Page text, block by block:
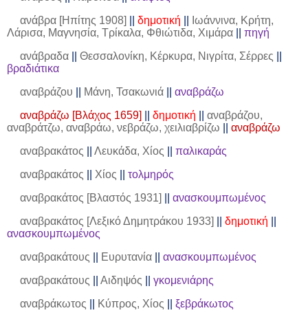
ανάβρα [Ηπίτης 1908]
δημοτική
Ιωάννινα, Κρήτη,
Λάρισα, Μαγνησία, Τρίκαλα, Φθιώτιδα, Χιμάρα
πηγή
ανάβραδα|| Θεσσαλονίκη, Κέρκυρα, Νιγρίτα, Σέρρες
βραδιάτικα
αναβράζου
Μάνη, Τσακωνιά|| αναβράζω
αναβράζω [Βλάχος 1659]
δημοτική
αναβράζου,
αναβράτζω, αναβράω, νεβράζω, χειλιαβρίζω
αναβράζω
αναβρακάτος
Λευκάδα, Χίος
παλικαράς
αναβρακάτος
Χίος
τολμηρός
αναβρακάτος [Βλαστός 1931]
ανασκουμπωμένος
αναβρακάτος [Λεξικό Δημητράκου 1933]
δημοτική
ανασκουμπωμένος
αναβρακάτους
Ευρυτανία|| ανασκουμπωμένος
αναβρακάτους
Αιδηψός
γκομενιάρης
αναβράκωτος
Κύπρος, Χίος
ξεβράκωτος